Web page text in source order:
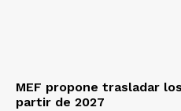
MEF propone trasladar
partir de 2027